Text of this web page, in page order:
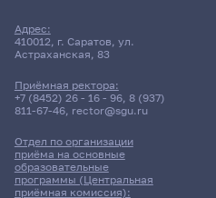
Адрес:
410012, г. Саратов, ул.
Астраханская, 83
Приёмная ректора:
+7 (8452) 26 - 16 - 96, 8 (937)
811-67-46, rector@sgu.ru
Отдел по организации
приёма на основные
образовательные
программы (Центральная
приёмная комиссия):